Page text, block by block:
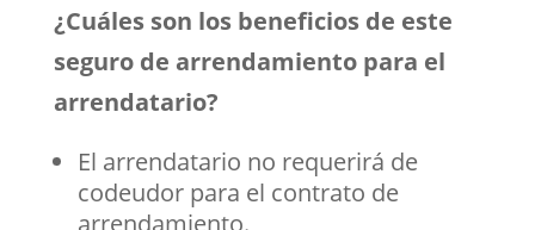
¿Cuáles son los beneficios de este
seguro de arrendamiento para el
arrendatario?
El arrendatario no requerirá de
codeudor para el contrato de
arrendamiento.